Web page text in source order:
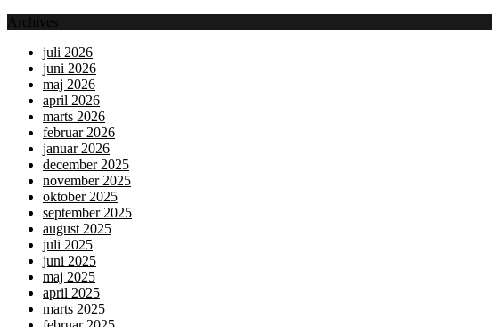
Archives
juli 2026
juni 2026
maj 2026
april 2026
marts 2026
februar 2026
januar 2026
december 2025
november 2025
oktober 2025
september 2025
august 2025
juli 2025
juni 2025
maj 2025
april 2025
marts 2025